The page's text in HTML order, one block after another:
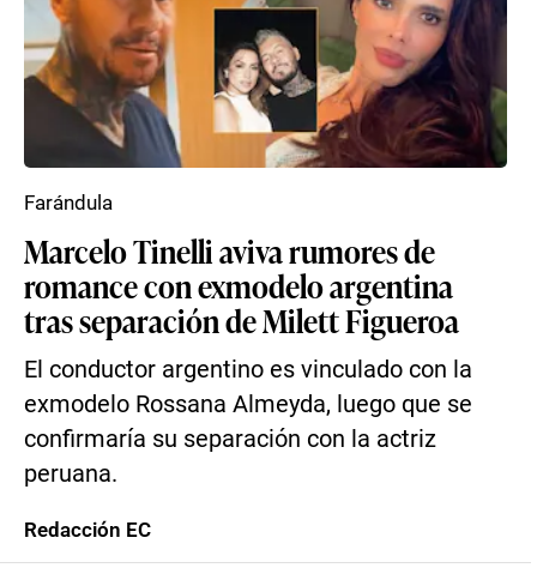
Marcelo Tinelli aviva rumores de
romance con exmodelo argentina
tras separación de Milett Figueroa
El conductor argentino es vinculado con la
exmodelo Rossana Almeyda, luego que se
confirmaría su separación con la actriz
peruana.
Farándula
Redacción EC